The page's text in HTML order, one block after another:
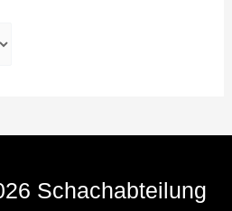
Schachabteilung